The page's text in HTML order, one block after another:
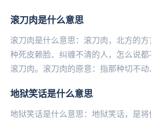
滚刀肉是什么意思
滚刀肉是什么意思：滚刀肉，北方的
种死皮赖脸、纠缠不清的人，怎么说
滚刀肉。滚刀肉的原意：指那种切不
肉，...
地狱笑话是什么意思
地狱笑话是什么意思：地狱笑话，是